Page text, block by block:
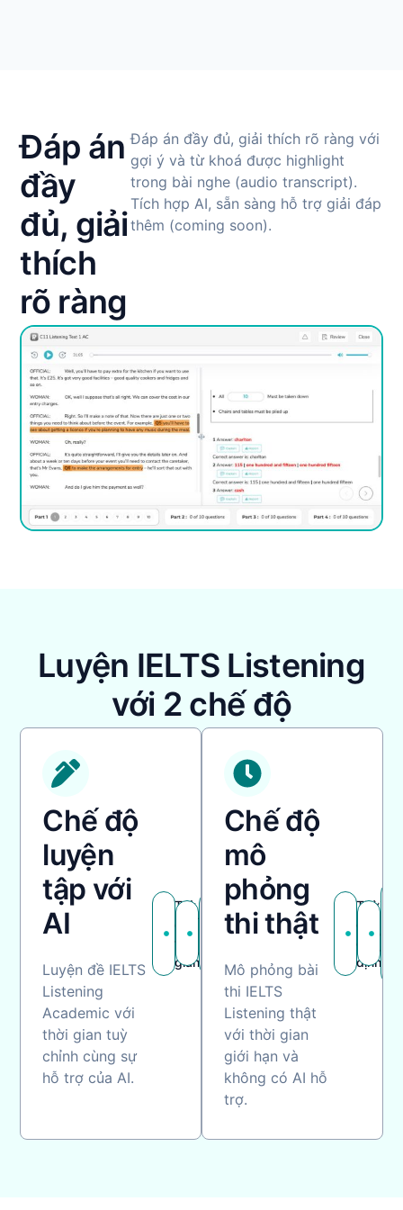
Đáp án
đầy
đủ, giải
thích
rõ ràng
Đáp án đầy đủ, giải thích rõ ràng với
gợi ý và từ khoá được highlight
trong bài nghe (audio transcript).
Tích hợp AI, sẵn sàng hỗ trợ giải đáp
thêm (coming soon).
Luyện IELTS Listening
với 2 chế độ
Chế độ
luyện
tập với
AI
Luyện đề IELTS
Listening
Academic với
thời gian tuỳ
chỉnh cùng sự
hỗ trợ của AI.
Tuỳ
chỉnh
thời
gian
AI
hướng
dẫn
Luyện
tập
mái
Chế độ
mô
phỏng
thi thật
Mô phỏng bài
thi IELTS
Listening thật
với thời gian
giới hạn và
không có AI hỗ
trợ.
Thời
gian
cố
định
có
trợ